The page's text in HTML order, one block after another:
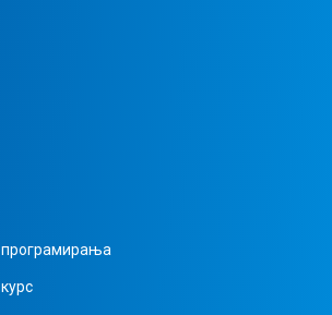
бројеви 6
једначине – решења
програмирања